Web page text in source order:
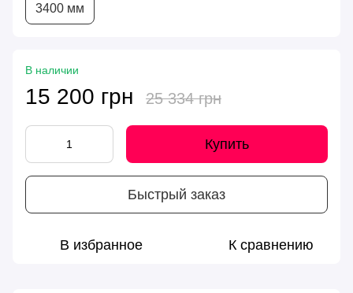
3400 мм
В наличии
15 200 грн 25 334 грн
Купить
Быстрый заказ
В избранное К сравнению